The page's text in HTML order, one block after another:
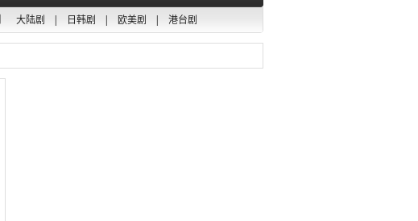
大陆剧 | 日韩剧 | 欧美剧 | 港台剧